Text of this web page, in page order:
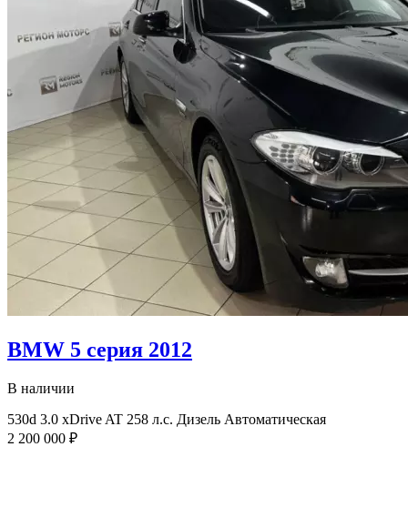
BMW 5 серия 2012
В наличии
530d 3.0 xDrive AT 258 л.с. Дизель Автоматическая
2 200 000 ₽